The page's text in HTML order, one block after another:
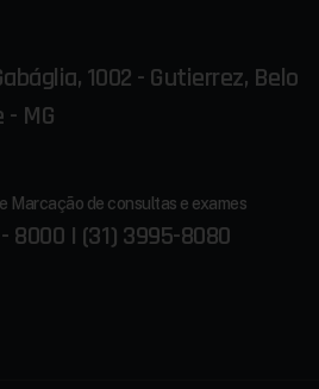
1002 - Gutierrez, Belo
MG
Marcação de consultas e exames
8000 | (31) 3995-8080